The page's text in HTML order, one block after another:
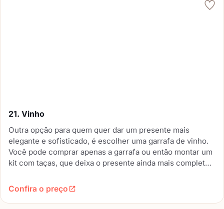
21. Vinho
Outra opção para quem quer dar um presente mais
elegante e sofisticado, é escolher uma garrafa de vinho.
Você pode comprar apenas a garrafa ou então montar um
kit com taças, que deixa o presente ainda mais completo
Confira o preço